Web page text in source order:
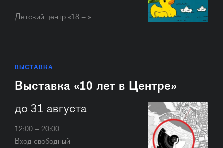
Детский центр «18 – »
ВЫСТАВКА
Выставка «10 лет в Центре»
до 31 августа
12:00 – 20:00
Вход свободный